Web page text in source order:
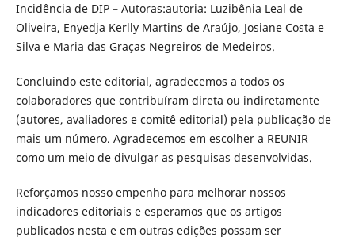
Incidência de DIP – Autoras:autoria: Luzibênia Leal de
Oliveira, Enyedja Kerlly Martins de Araújo, Josiane Costa e
Silva e Maria das Graças Negreiros de Medeiros.
Concluindo este editorial, agradecemos a todos os
colaboradores que contribuíram direta ou indiretamente
(autores, avaliadores e comitê editorial) pela publicação de
mais um número. Agradecemos em escolher a REUNIR
como um meio de divulgar as pesquisas desenvolvidas.
Reforçamos nosso empenho para melhorar nossos
indicadores editoriais e esperamos que os artigos
publicados nesta e em outras edições possam ser